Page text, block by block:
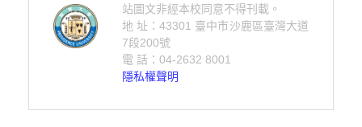
站圖文非經本校同意不得刊載。
地 址：43301 臺中市沙鹿區臺灣大道
7段200號
電 話：04-2632 8001
隱私權聲明